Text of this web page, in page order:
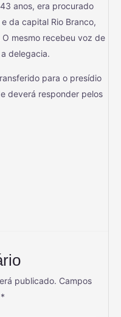
anos, era procurado
da capital Rio Branco,
mesmo recebeu voz de
delegacia.
para o presídio
deverá responder pelos
publicado. Campos
*